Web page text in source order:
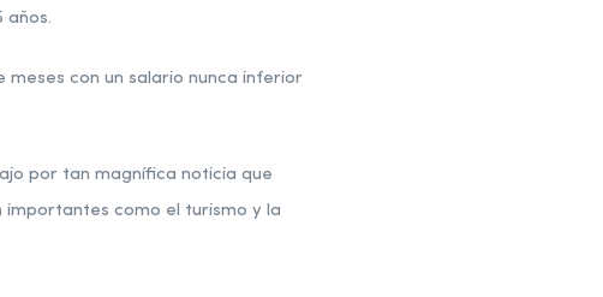
años.
con un salario nunca inferior
por tan magnífica noticia que
importantes como el turismo y la